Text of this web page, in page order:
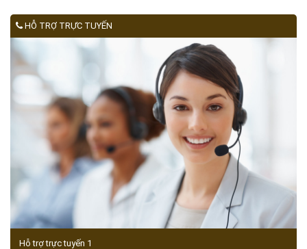
HỖ TRỢ TRỰC TUYẾN
Hỗ trợ trực tuyến 1